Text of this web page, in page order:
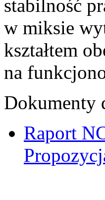
stabilność
w miksie
kształtem
na
Dokumenty
Raport